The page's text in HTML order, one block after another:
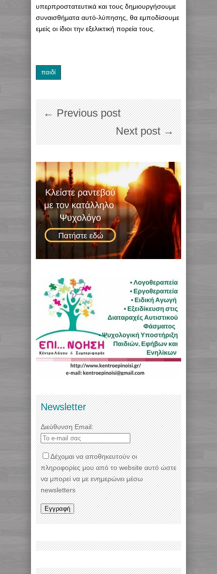
υπερπροστατευτικά και τους δημιουργήσουμε
συναισθήματα αυτό-λύπησης, θα εμποδίσουμε
εμείς οι ίδιοι την εξελικτική πορεία τους.
παιδί
← Previous post
Next post →
Newsletter
Διεύθυνση Email:
Δέχομαι να αποθηκευτούν οι
πληροφορίες μου από το website αυτό ώστε
να μπορεί να με ενημερώνει μέσω
newsletters